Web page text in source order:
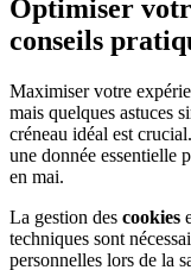
Optimiser
conseils
Maximiser votre
mais quelques astuces
créneau idéal est
une donnée essentielle
en mai.
La gestion des cookies
techniques sont
personnelles lors de la